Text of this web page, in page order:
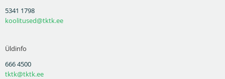
5341 1798
koolitused@tktk.ee
Üldinfo
666 4500
tktk@tktk.ee